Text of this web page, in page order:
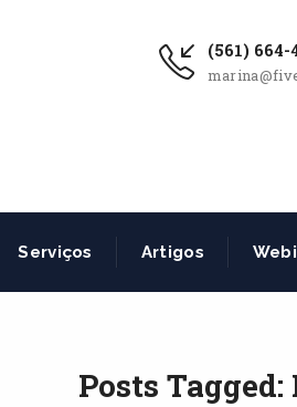
(561) 664-
Serviços Artigos
Posts